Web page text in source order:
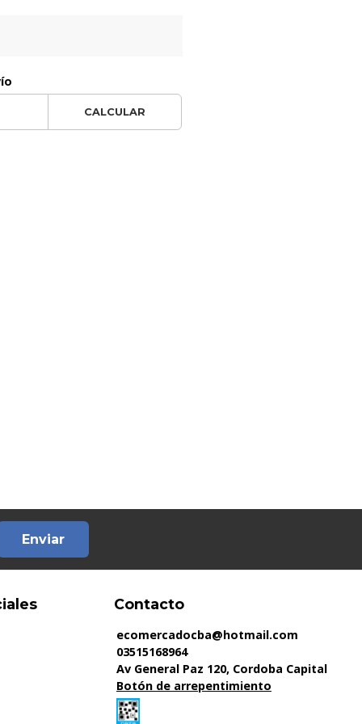
CALCULAR
Enviar
Contacto
ecomercadocba@hotmail.com
03515168964
Av General Paz 120, Cordoba Capital
Botón de arrepentimiento